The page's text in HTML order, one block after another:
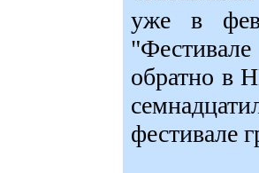
уже в
обратно в
фестивале